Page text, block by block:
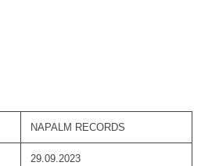
NAPALM RECORDS
29.09.2023